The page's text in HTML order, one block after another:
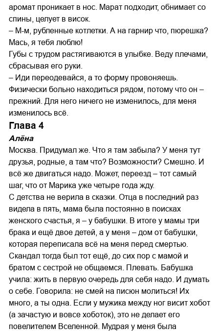
аромат проникает в нос. Марат подходит, обнимает со
спины, целует в висок.
– М-м, рубленные котлетки. А на гарнир что, пюрешка?
Мась, я тебя люблю!
Губы с трудом растягиваются в улыбке. Веду плечами,
сбрасывая его руки.
– Иди переодевайся, а то форму провоняешь.
Физически больно находиться рядом, потому что он –
прежний. Для него ничего не изменилось, для меня
изменилось всё.
Глава 4
Алёна
Москва. Придумал же. Что я там забыла? У меня тут
друзья, родные, а там что? Возможности? Смешно. И
всё же двигаться надо. Может, переезд – тот самый
шаг, что от Марика уже четыре года жду.
С детства не верила в сказки. Отца в последний раз
видела в пять, мама была постоянно в поисках
женского счастья, я – у бабушки. В итоге у мамы три
брака и ещё двое детей, а у меня – дом от бабушки,
которая переписала всё на меня перед смертью.
Скандал тогда был тот ещё, до сих пор с мамой и
братом с сестрой не общаемся. Плевать. Бабушка
учила: жить в первую очередь для себя надо. И думать
о себе. Говорила: не смей на писюн молиться! Их
много, а ты одна. Если у мужика между ног висит хобот
(а зачастую и вовсе хоботок), это не делает его
повелителем Вселенной. Мудрая у меня была